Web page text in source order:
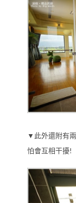
▼此外還附有
怕會互相干擾!